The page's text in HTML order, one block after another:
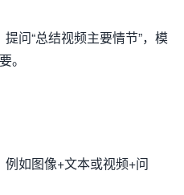
问“总结视频主要情节”，模
。
例如图像+文本或视频+问